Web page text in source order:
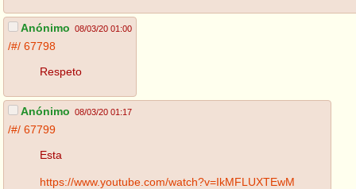
Anónimo 08/03/20 01:00
/#/ 67798
Respeto
Anónimo 08/03/20 01:17
/#/ 67799
Esta
https://www.youtube.com/watch?v=IkMFLUXTEwM